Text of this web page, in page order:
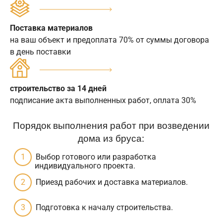
Поставка материалов
на ваш объект и предоплата 70% от суммы договора
в день поставки
строительство за 14 дней
подписание акта выполненных работ, оплата 30%
Порядок выполнения работ при возведении
дома из бруса:
Выбор готового или разработка
индивидуального проекта.
Приезд рабочих и доставка материалов.
Подготовка к началу строительства.